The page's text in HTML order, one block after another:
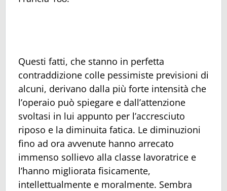
Questi fatti, che stanno in perfetta
contraddizione colle pessimiste previsioni di
alcuni, derivano dalla più forte intensità che
l’operaio può spiegare e dall’attenzione
svoltasi in lui appunto per l’accresciuto
riposo e la diminuita fatica. Le diminuzioni
fino ad ora avvenute hanno arrecato
immenso sollievo alla classe lavoratrice e
l’hanno migliorata fisicamente,
intellettualmente e moralmente. Sembra